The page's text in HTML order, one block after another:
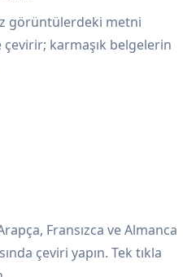
görüntülerdeki metni
karmaşık belgelerin
Fransızca ve Almanca
çeviri yapın. Tek tıkla